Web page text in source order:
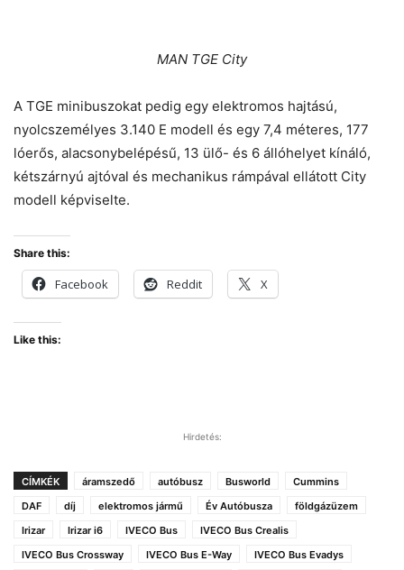
MAN TGE City
A TGE minibuszokat pedig egy elektromos hajtású,
nyolcszemélyes 3.140 E modell és egy 7,4 méteres, 177
lóerős, alacsonybelépésű, 13 ülő- és 6 állóhelyet kínáló,
kétszárnyú ajtóval és mechanikus rámpával ellátott City
modell képviselte.
Share this:
Facebook Reddit X
Like this:
Hirdetés:
CÍMKÉK áramszedő autóbusz Busworld
Cummins
DAF
díj elektromos jármű Év Autóbusza
földgázüzem
Irizar
Irizar i6 IVECO Bus
IVECO Bus Crealis
IVECO Bus Crossway
IVECO Bus E-Way
IVECO Bus Evadys